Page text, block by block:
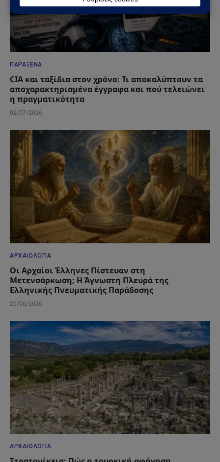
ΠΑΡΆΞΕΝΑ
CIA και ταξίδια στον χρόνο: Τι αποκαλύπτουν τα
αποχαρακτηρισμένα έγγραφα και πού τελειώνει
η πραγματικότητα
02/07/2026
ΑΡΧΑΙΟΛΟΓΊΑ
Οι Αρχαίοι Έλληνες Πίστευαν στη
Μετενσάρκωση; Η Άγνωστη Πλευρά της
Ελληνικής Πνευματικής Παράδοσης
20/06/2026
ΑΡΧΑΙΟΛΟΓΊΑ